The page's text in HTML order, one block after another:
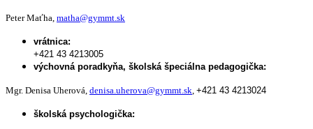
Peter Maťha, matha@gymmt.sk
vrátnica:
+421 43 4213005
výchovná poradkyňa, školská špeciálna pedagogička:
Mgr. Denisa Uherová, denisa.uherova@gymmt.sk, +421 43 4213024
školská psychologička: